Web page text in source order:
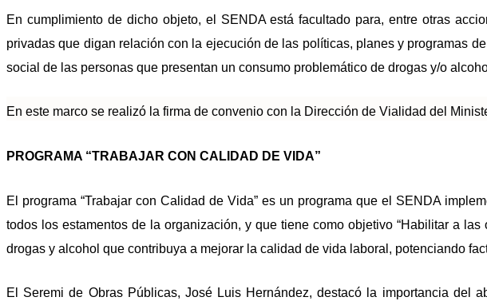
En cumplimiento de dicho objeto, el SENDA está facultado para, entre otras
privadas que digan relación con la ejecución de las políticas, planes y programas
social de las personas que presentan un consumo problemático de drogas y/o
En este marco se realizó la firma de convenio con la Dirección de Vialidad del
PROGRAMA “TRABAJAR CON CALIDAD DE VIDA”
El programa “Trabajar con Calidad de Vida” es un programa que el SENDA
todos los estamentos de la organización, y que tiene como objetivo “Habilitar a
drogas y alcohol que contribuya a mejorar la calidad de vida laboral, potenciando
El Seremi de Obras Públicas, José Luis Hernández, destacó la importancia del